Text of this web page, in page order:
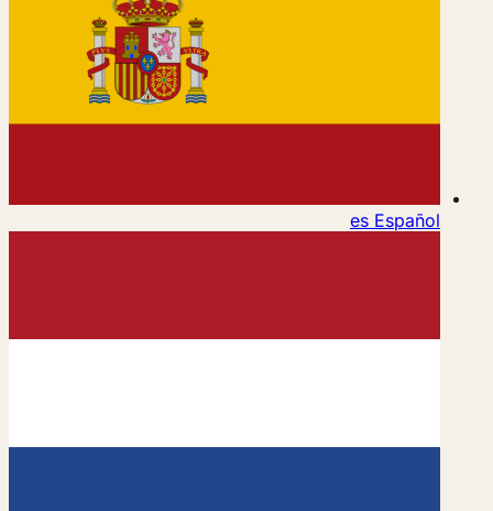
es Español